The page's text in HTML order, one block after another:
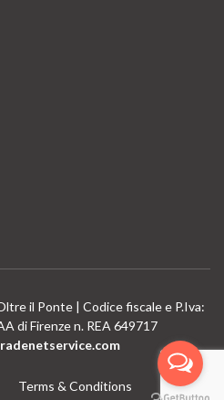
il Ponte | Codice fiscale e P.Iva:
di Firenze n. REA 649717
Terms & Conditions